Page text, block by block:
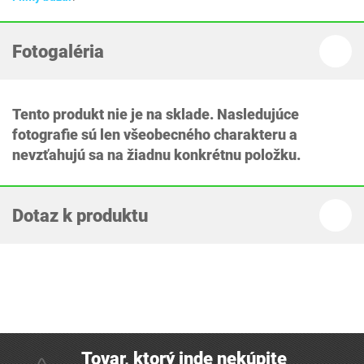
Fotogaléria
Tento produkt nie je na sklade. Nasledujúce
fotografie sú len všeobecného charakteru a
nevzťahujú sa na žiadnu konkrétnu položku.
Dotaz k produktu
Tovar, ktorý inde nekúpite